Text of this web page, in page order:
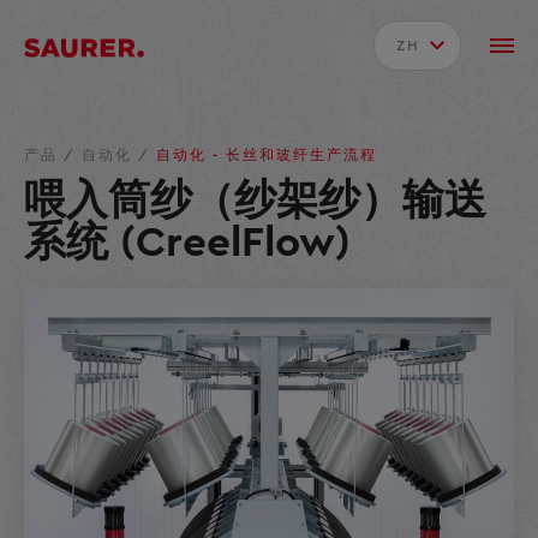
ZH
产品 / 自动化 / 自动化 - 长丝和玻纤生产流程
喂入筒纱（纱架纱）输送
系统 (CreelFlow)